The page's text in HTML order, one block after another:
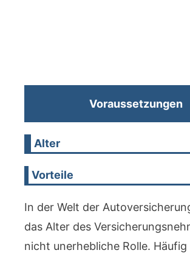
Voraussetzungen
Alter
Vorteile
In der Welt der
das Alter des
nicht unerhebliche Rolle.